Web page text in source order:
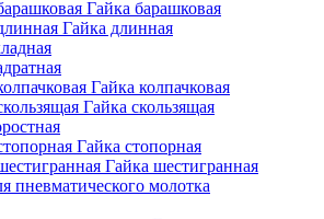
Гайка барашковая
Гайка длинная
Гайка колпачковая
Гайка скользящая
Гайка стопорная
Гайка шестигранная
пневматического молотка